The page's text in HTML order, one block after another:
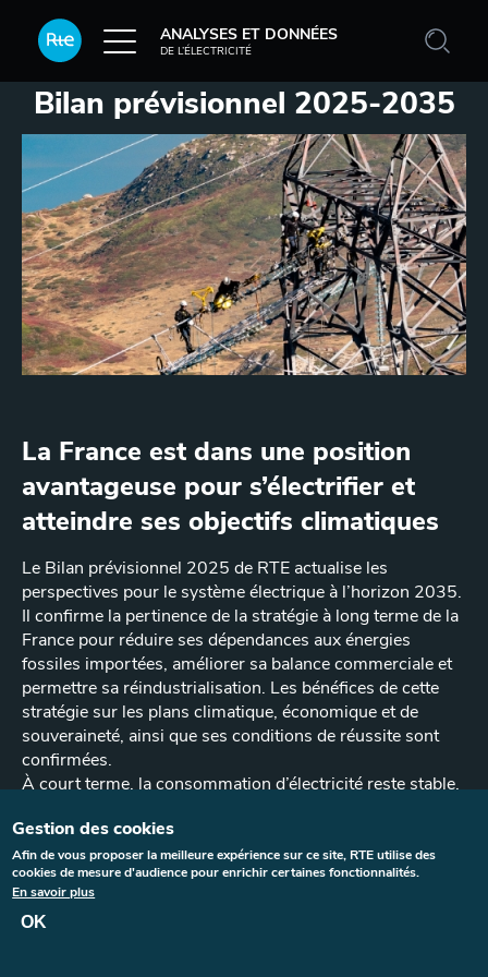
ANALYSES ET DONNÉES
DE L’ÉLECTRICITÉ
Bilan prévisionnel 2025-2035
La France est dans une position
avantageuse pour s’électrifier et
atteindre ses objectifs climatiques
Le Bilan prévisionnel 2025 de RTE actualise les
perspectives pour le système électrique à l’horizon 2035.
Il confirme la pertinence de la stratégie à long terme de la
France pour réduire ses dépendances aux énergies
fossiles importées, améliorer sa balance commerciale et
permettre sa réindustrialisation. Les bénéfices de cette
stratégie sur les plans climatique, économique et de
souveraineté, ainsi que ses conditions de réussite sont
confirmées.
À court terme, la consommation d’électricité reste stable,
qui croît désormais au rythme nécessaire pour atteindre
ses objectifs. Le pays se trouve donc dans une situation
d’abondance d’électricité décarbonée, très favorable à
l’accueil de nouveaux usages, mais qui doit rester
transitoire. Le levier le plus efficace de résorption de cet
Gestion des cookies
Afin de vous proposer la meilleure expérience sur ce site, RTE utilise des
cookies de mesure d'audience pour enrichir certaines fonctionnalités.
En savoir plus
OK